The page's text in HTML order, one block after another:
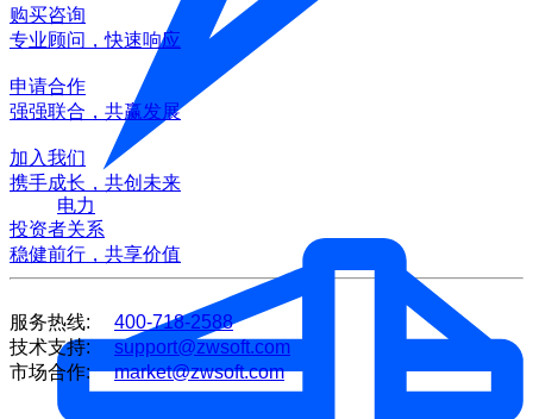
电力
购买咨询
专业顾问，快速响应
申请合作
强强联合，共赢发展
加入我们
携手成长，共创未来
投资者关系
稳健前行，共享价值
服务热线:
400-718-2588
技术支持:
support@zwsoft.com
市场合作: market@zwsoft.com